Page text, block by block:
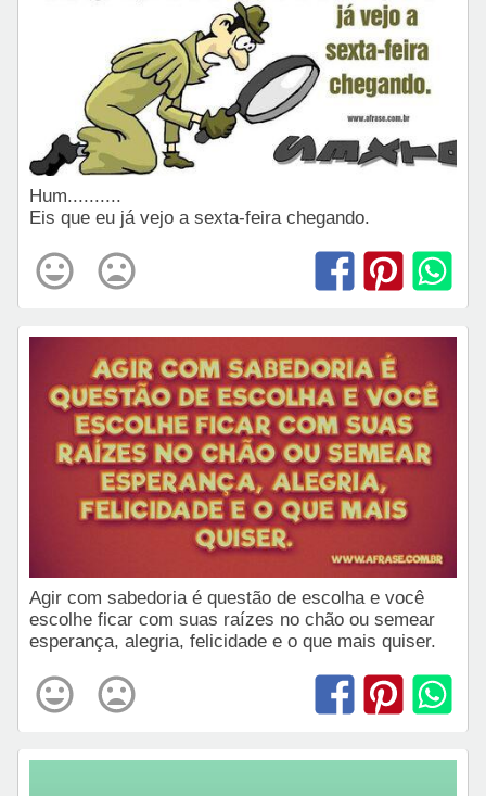
Hum..........
Eis que eu já vejo a sexta-feira chegando.
Agir com sabedoria é questão de escolha e você
escolhe ficar com suas raízes no chão ou semear
esperança, alegria, felicidade e o que mais quiser.